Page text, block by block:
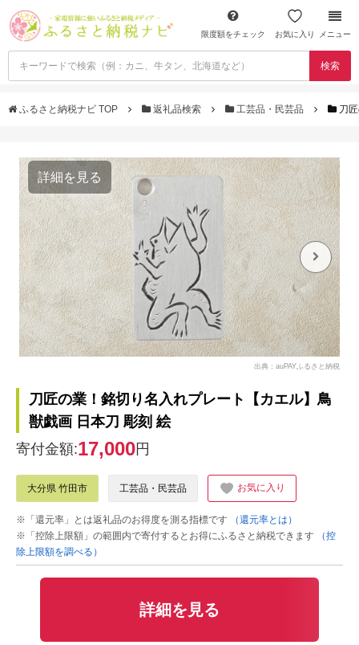
限度額をチェック お気に入り メニュー
検索
ふるさと納税ナビ TOP 返礼品検索 工芸品・民芸品 刀
詳細を見る
出典：auPAYふるさと納税
刀匠の業！銘切り名入れプレート【カエル】鳥
獣戯画 日本刀 彫刻 絵
寄付金額:17,000円
大分県 竹田市 工芸品・民芸品 お気に入り
※「還元率」とは返礼品のお得度を測る指標です
（還元率とは）
※「控除上限額」の範囲内で寄付するとお得にふるさと納税できます
（控
除上限額を調べる）
詳細を見る